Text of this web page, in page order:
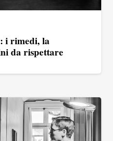
i rimedi, la
da rispettare